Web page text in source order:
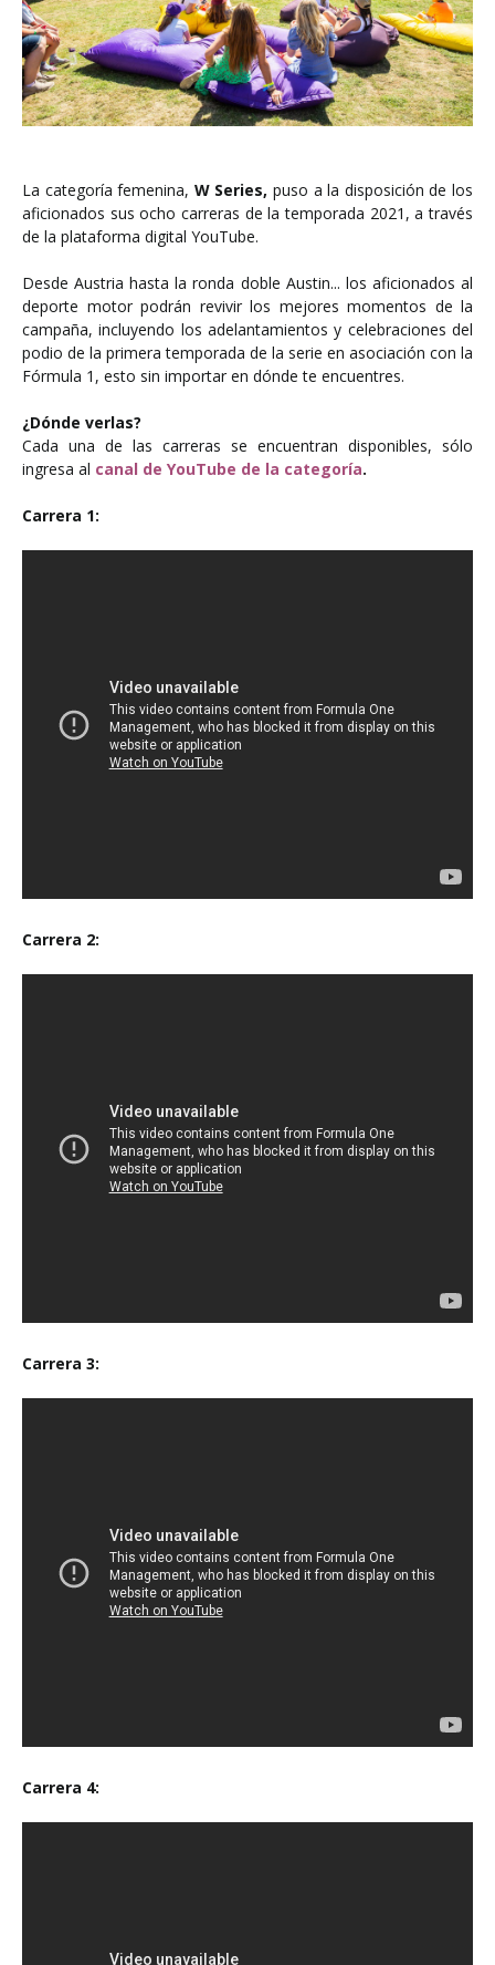
La categoría femenina, W Series, puso a la disposición de los
aficionados sus ocho carreras de la temporada 2021, a través
de la plataforma digital YouTube.
Desde Austria hasta la ronda doble Austin... los aficionados al
deporte motor podrán revivir los mejores momentos de la
campaña, incluyendo los adelantamientos y celebraciones del
podio de la primera temporada de la serie en asociación con la
Fórmula 1, esto sin importar en dónde te encuentres.
¿Dónde verlas?
Cada una de las carreras se encuentran disponibles, sólo
ingresa al canal de YouTube de la categoría.
Carrera 1:
Carrera 2:
Carrera 3:
Carrera 4: